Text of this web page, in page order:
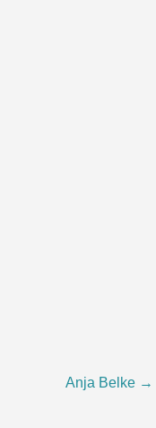
Anja Belke →